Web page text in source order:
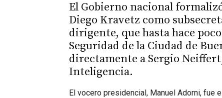
El Gobierno nacional
Diego Kravetz como
dirigente, que hasta hace
Seguridad de la Ciudad de
directamente a Sergio
Inteligencia.
El vocero presidencial, Manuel Adorni, fue